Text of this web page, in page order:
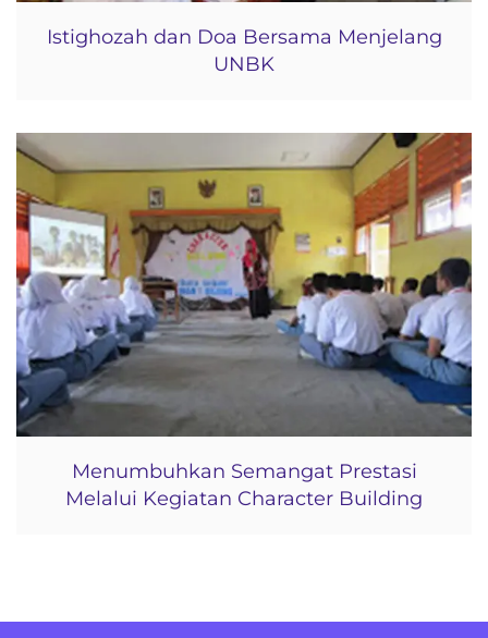
Istighozah dan Doa Bersama Menjelang
UNBK
Menumbuhkan Semangat Prestasi
Melalui Kegiatan Character Building